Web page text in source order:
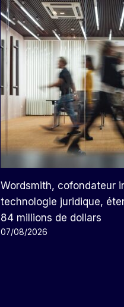
Wordsmith, cofondateur
technologie juridique,
84 millions de dollars
07/08/2026